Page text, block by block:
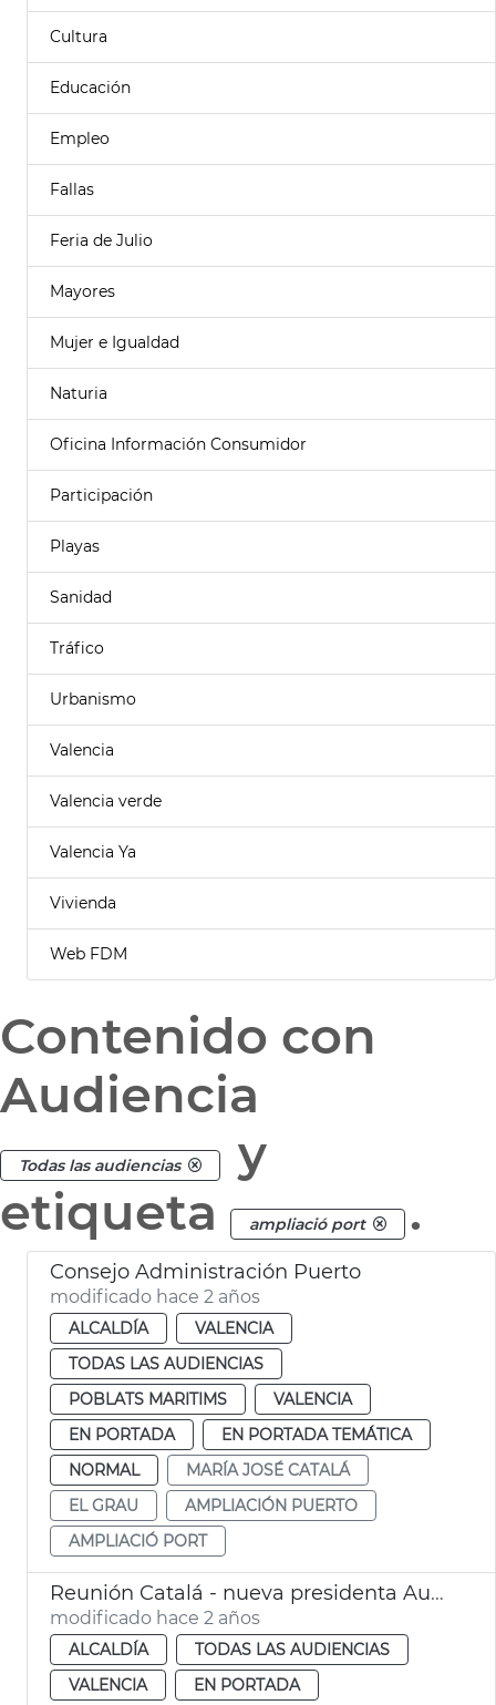
Cultura
Educación
Empleo
Fallas
Feria de Julio
Mayores
Mujer e Igualdad
Naturia
Oficina Información Consumidor
Participación
Playas
Sanidad
Tráfico
Urbanismo
Valencia
Valencia verde
Valencia Ya
Vivienda
Web FDM
Contenido con
Audiencia
Todas las audiencias
y
etiqueta
ampliació port .
Consejo Administración Puerto
modificado hace 2 años
ALCALDÍA
VALENCIA
TODAS LAS AUDIENCIAS
POBLATS MARITIMS
VALENCIA
EN PORTADA
EN PORTADA TEMÁTICA
NORMAL
MARÍA JOSÉ CATALÁ
EL GRAU
AMPLIACIÓN PUERTO
AMPLIACIÓ PORT
Reunión Catalá - nueva presidenta Autoridad Portuaria
modificado hace 2 años
ALCALDÍA
TODAS LAS AUDIENCIAS
VALENCIA
EN PORTADA